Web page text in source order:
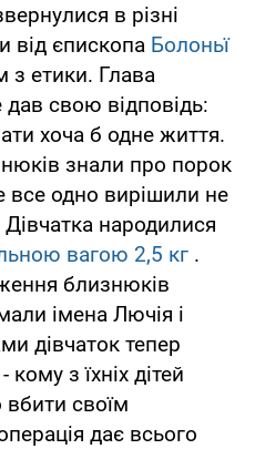
в різні
від єпископа Болоньї
з етики. Глава
свою відповідь:
хоча б одне життя.
знали про порок
одно вирішили не
Дівчатка народилися
вагою 2,5 кг .
близнюків
імена Лючія і
дівчаток тепер
з їхніх дітей
вбити своїм
дає всього